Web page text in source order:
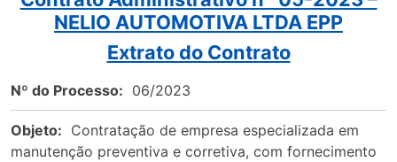
NELIO AUTOMOTIVA LTDA EPP
Extrato do Contrato
Nº do Processo: 06/2023
Objeto: Contratação de empresa especializada em
manutenção preventiva e corretiva, com fornecimento